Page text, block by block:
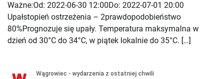
Ważne:Od: 2022-06-30 12:00Do: 2022-07-01 20:00
Upałstopień ostrzeżenia – 2prawdopodobieństwo
80%Prognozuje się upały. Temperatura maksymalna w
dzień od 30°C do 34°C, w piątek lokalnie do 35°C. […]